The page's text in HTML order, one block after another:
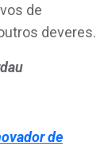
de
deveres.
de